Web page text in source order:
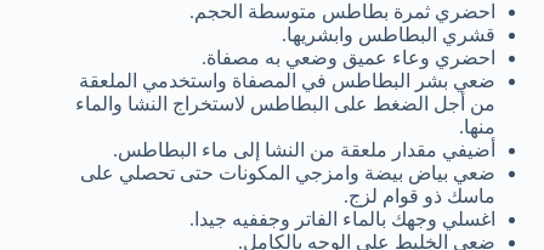
احضري ثمرة بطاطس متوسطة الحجم.
قشري البطاطس وابشريها.
احضري وعاء عميق وضعي به مصفاة.
ضعي بشر البطاطس في المصفاة واستخدمي الملعقة
من أجل الضغط على البطاطس لاستخراج النشا والماء
منها.
أضيفي مقدار ملعقة من النشا إلى ماء البطاطس.
ضعي بياض بيضة وامزجي المكونات حتى تحصلي على
ماسك ذو قوام لزج.
اغسلي وجهك بالماء الفاتر وجففيه جيدا.
ضعي الخليط على الوجه بالكامل.